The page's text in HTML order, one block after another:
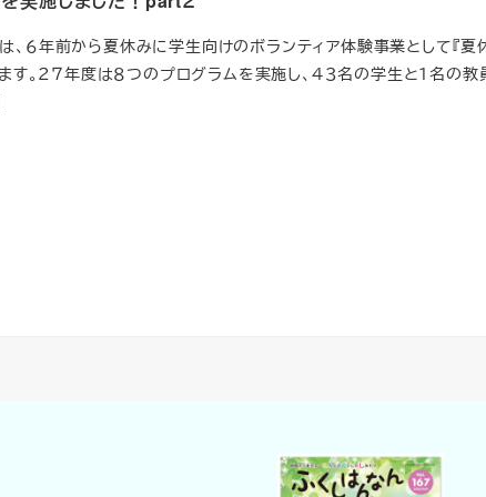
６年前から夏休みに学生向けのボランティア体験事業として『夏
す。２７年度は８つのプログラムを実施し、４３名の学生と１名の